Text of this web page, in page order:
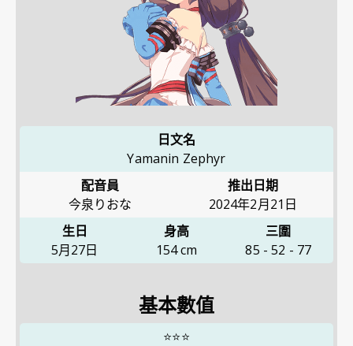
日文名
Yamanin Zephyr
配音員
今泉りおな
推出日期
2024年2月21日
生日
5月27日
身高
154cm
三圍
85 -52 - 77
基本數值
⭐⭐⭐